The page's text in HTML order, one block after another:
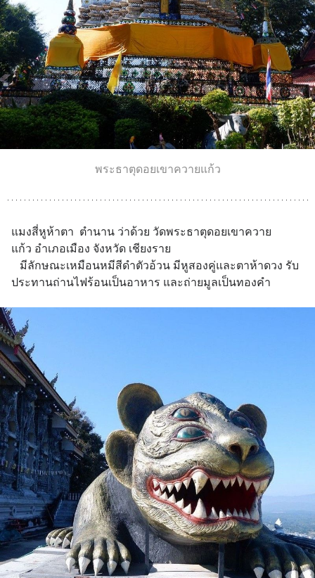
พระธาตุดอยเขาควายแก้ว
แมงสี่หูห้าตา  ตำนาน ว่าด้วย วัดพระธาตุดอยเขาควาย
แก้ว อำเภอเมือง จังหวัด เชียงราย
ประทานถ่านไฟร้อนเป็นอาหาร และถ่ายมูลเป็นทองคำ